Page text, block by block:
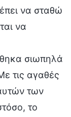
να σταθώ
να
σιωπηλά
τις αγαθές
των
το